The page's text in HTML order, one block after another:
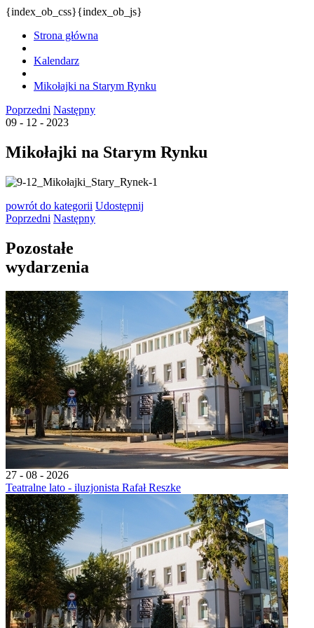
{index_ob_css}{index_ob_js}
Strona główna
Kalendarz
Mikołajki na Starym Rynku
Poprzedni Następny
09 - 12 - 2023
Mikołajki na Starym Rynku
powrót do kategorii Udostępnij
Poprzedni Następny
Pozostałe
wydarzenia
27 - 08 - 2026
Teatralne lato - iluzjonista Rafał Reszke